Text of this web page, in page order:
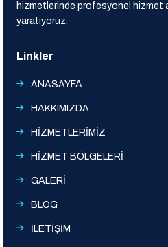
hizmetlerinde profesyonel hizmet
yaratıyoruz.
Linkler
ANASAYFA
HAKKIMIZDA
HİZMETLERİMİZ
HİZMET BÖLGELERİ
GALERİ
BLOG
İLETİŞİM